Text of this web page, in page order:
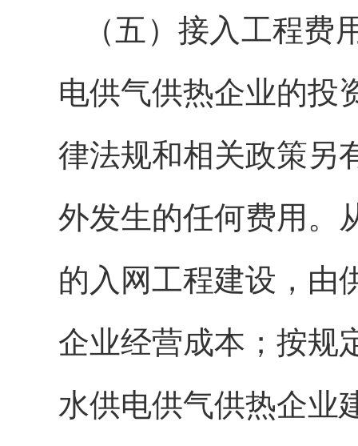
（五）接入工程费
电供气供热企业的投
律法规和相关政策另
外发生的任何费用。
的入网工程建设，由
企业经营成本；按规
水供电供气供热企业